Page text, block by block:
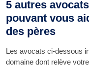
5 autres
pouvant vous
des pères
Les avocats ci-dessous
domaine dont relève